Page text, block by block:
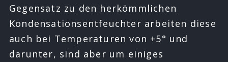
Gegensatz zu den herkömmlichen
Kondensationsentfeuchter arbeiten diese
auch bei Temperaturen von +5° und
darunter, sind aber um einiges